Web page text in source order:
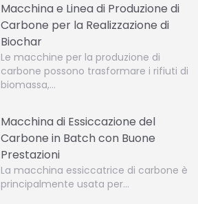
Macchina e Linea di Produzione di
Carbone per la Realizzazione di
Biochar
Le macchine per la produzione di
carbone possono trasformare i rifiuti di
biomassa,…
Macchina di Essiccazione del
Carbone in Batch con Buone
Prestazioni
La macchina essiccatrice di carbone è
principalmente usata per…